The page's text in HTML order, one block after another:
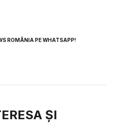
ROMÂNIA PE WHATSAPP!
ȘI